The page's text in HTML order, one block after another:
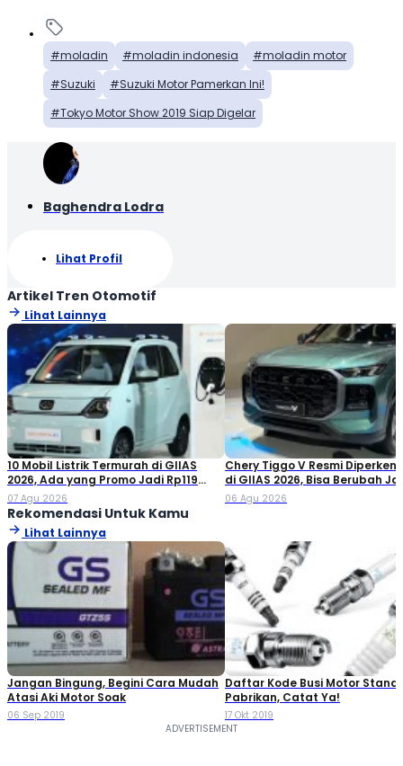
moladin moladin indonesia
moladin motor
Suzuki
Suzuki Motor Pamerkan Ini!
Tokyo Motor Show 2019 Siap Digelar
Baghendra Lodra
Lihat Profil
Artikel Tren Otomotif
Lihat Lainnya
10 Mobil Listrik Termurah di GIIAS
2026, Ada yang Promo Jadi Rp119
Jutaan!
07 Agu 2026
Chery Tiggo V Resmi
di GIIAS 2026, Bisa Berubah
Double Cabin
06 Agu 2026
Rekomendasi Untuk Kamu
Lihat Lainnya
Jangan Bingung, Begini Cara Mudah
Atasi Aki Motor Soak
06 Sep 2019
Daftar Kode Busi Motor
Pabrikan, Catat Ya!
17 Okt 2019